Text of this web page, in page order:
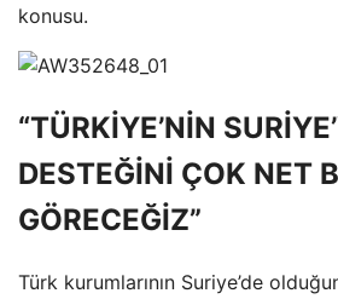
konusu.
“TÜRKİYE’NİN
DESTEĞİNİ ÇOK NET
GÖRECEĞİZ”
Türk kurumlarının Suriye’de